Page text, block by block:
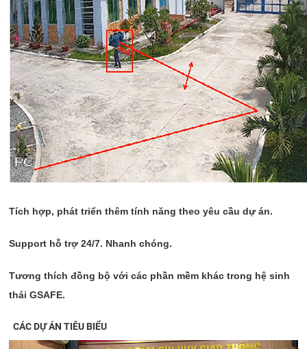
Tích hợp, phát triển thêm tính năng theo yêu cầu dự án.
Support hỗ trợ 24/7. Nhanh chóng.
Tương thích đồng bộ với các phần mềm khác trong hệ sinh
thái GSAFE.
CÁC DỰ ÁN TIÊU BIỂU